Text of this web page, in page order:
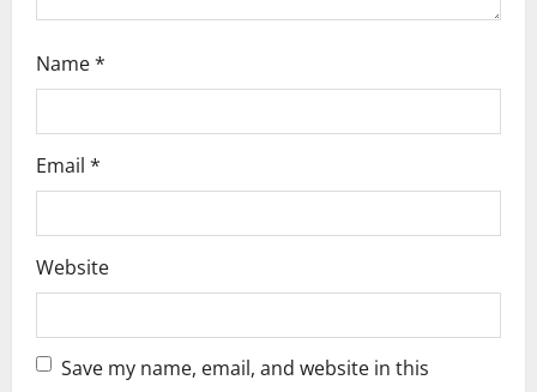
Name*
Email *
Website
Save my name, email, and website in this